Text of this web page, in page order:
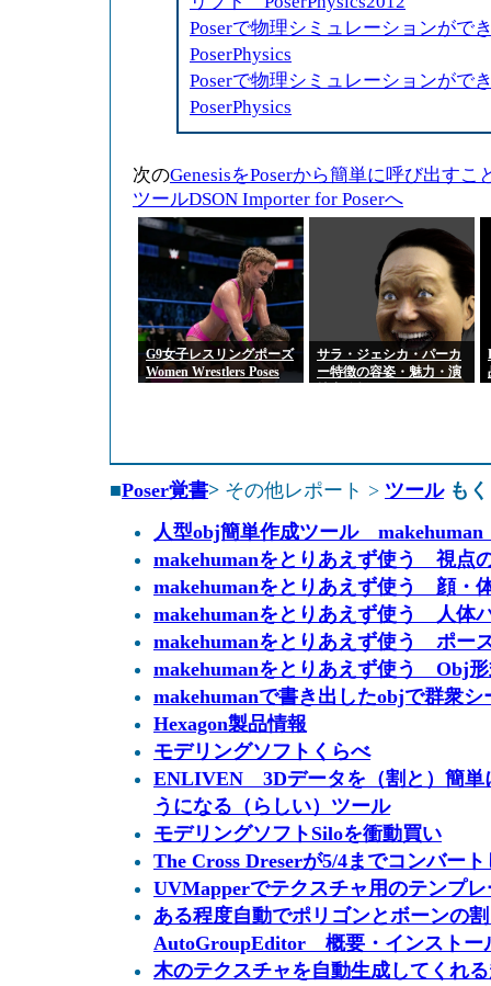
Poserで物理シミュレーションが
PoserPhysics
Poserで物理シミュレーションが
PoserPhysics
次のGenesisをPoserから簡単に呼び出す
ツールDSON Importer for Poserへ
G9女子レスリングポーズ
Women Wrestlers Poses
サラ・ジェシカ・パーカ
ー特徴の容姿・魅力・演
■Poser覚書> その他レポート > ツールもく
人型obj簡単作成ツール
makehumanをとりあえず使う 視点
makehumanをとりあえず使う 顔・
makehumanをとりあえず使う 人体
makehumanをとりあえず使う ポー
makehumanをとりあえず使う Obj
makehumanで書き出したobjで群衆シ
Hexagon製品情報
モデリングソフトくらべ
ENLIVEN 3Dデータを（割と）簡単
うになる（らしい）ツール
モデリングソフトSiloを衝動買い
The Cross Dreserが5/4までコンバー
UVMapperでテクスチャ用のテンプ
ある程度自動でポリゴンとボーンの
AutoGroupEditor 概要・インストー
木のテクスチャを自動生成してくれ